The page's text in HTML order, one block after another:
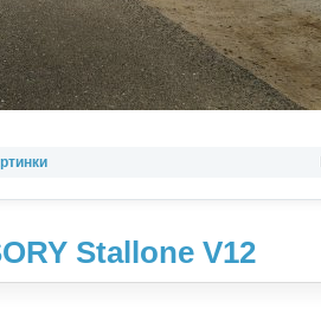
Stallone V12